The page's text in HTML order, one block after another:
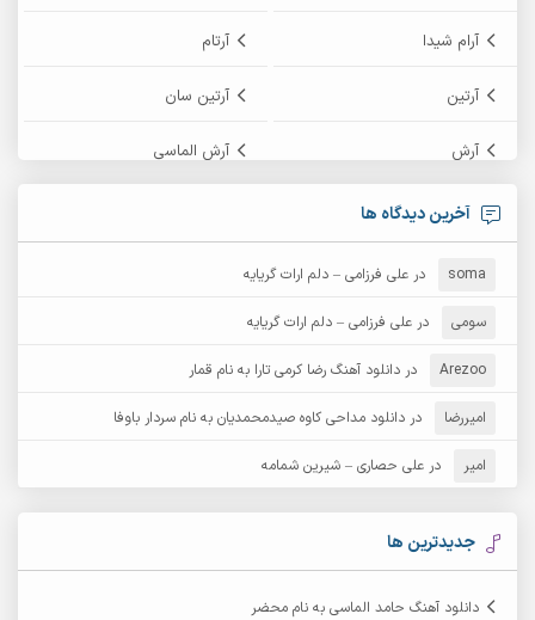
آرام شیدا آرتام
آرتین آرتین سان
آرش آرش الماسی
آرش امامی
آرش عثمان
آرش مبهم آرش مستشیری
آرش مهرابی آرش نظری
آرشام
آرکاداش
آخرین دیدگاه ها
soma در علی فرزامی – دلم ارات گریایه
سومی در علی فرزامی – دلم ارات گریایه
Arezoo در دانلود آهنگ رضا کرمی تارا به نام قمار
امیررضا در دانلود مداحی کاوه صیدمحمدیان به نام سردار باوفا
امیر در علی حصاری – شیرین شمامه
جدیدترین ها
دانلود آهنگ حامد الماسی به نام محضر